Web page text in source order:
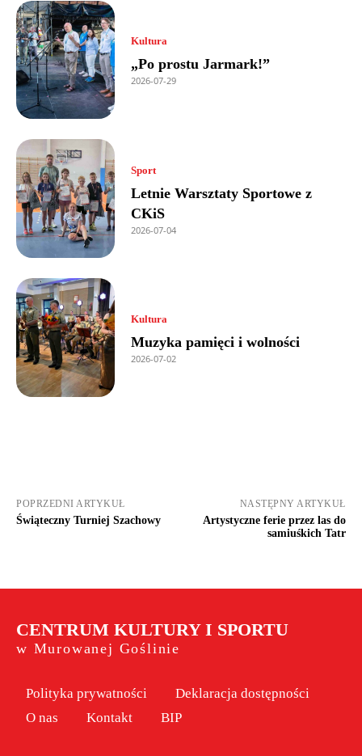
Kultura
„Po prostu Jarmark!”
2026-07-29
Sport
Letnie Warsztaty Sportowe z
CKiS
2026-07-04
Kultura
Muzyka pamięci i wolności
2026-07-02
POPRZEDNI ARTYKUŁ
Świąteczny Turniej Szachowy
NASTĘPNY ARTYKUŁ
Artystyczne ferie przez las do
samiuśkich Tatr
CENTRUM KULTURY I SPORTU
w Murowanej Goślinie
Polityka prywatności
Deklaracja dostępności
O nas
Kontakt BIP